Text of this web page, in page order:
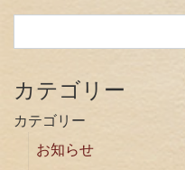
カテゴリー
カテゴリー
お知らせ